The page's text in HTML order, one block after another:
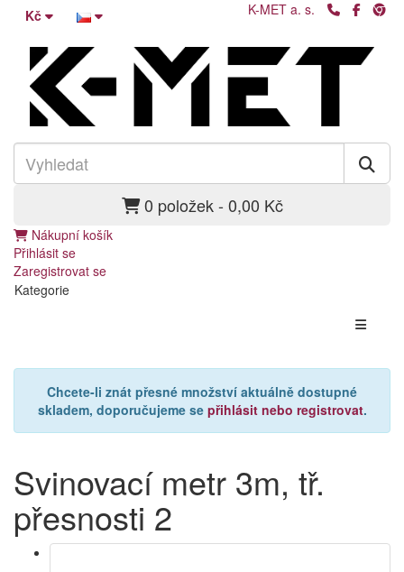
Kč K-MET a. s.
0 položek - 0,00 Kč
Nákupní košík
Přihlásit se
Zaregistrovat se
Kategorie
Chcete-li znát přesné množství aktuálně dostupné
skladem, doporučujeme se přihlásit nebo registrovat.
Svinovací metr 3m, tř.
přesnosti 2